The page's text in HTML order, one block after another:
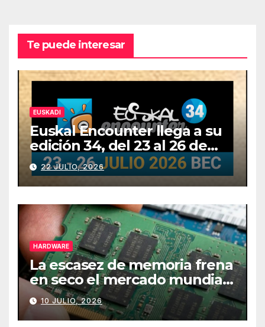
Te puede interesar
EUSKADI
Euskal Encounter llega a su
edición 34, del 23 al 26 de
julio
22 JULIO, 2026
HARDWARE
La escasez de memoria frena
en seco el mercado mundial
de PCs
10 JULIO, 2026